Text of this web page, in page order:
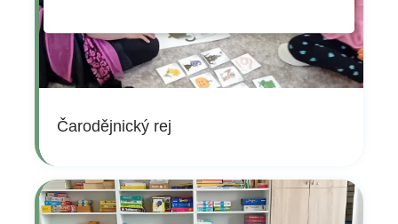
Čarodějnický rej